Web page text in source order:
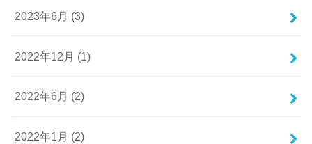
2023年6月 (3)
2022年12月 (1)
2022年6月 (2)
2022年1月 (2)